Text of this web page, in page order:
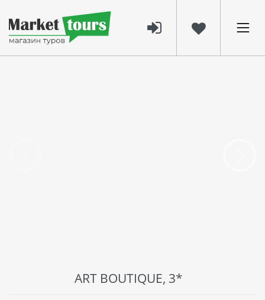
ART BOUTIQUE, 3*